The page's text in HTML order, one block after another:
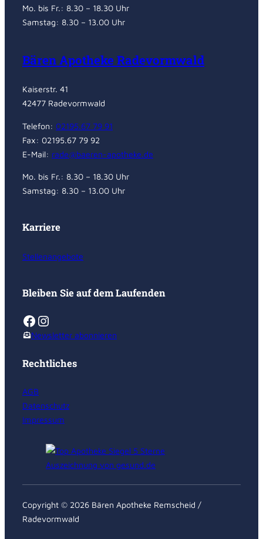
Mo. bis Fr.: 8.30 – 18.30 Uhr
Samstag: 8.30 – 13.00 Uhr
Bären Apotheke Radevormwald
Kaiserstr. 41
42477 Radevormwald
Telefon: 02195.67 79 91
Fax: 02195.67 79 92
E-Mail: rade@baeren-apotheke.de
Mo. bis Fr.: 8.30 – 18.30 Uhr
Samstag: 8.30 – 13.00 Uhr
Karriere
Stellenangebote
Bleiben Sie auf dem Laufenden
Facebook
Instagram
Newsletter abonnieren
Rechtliches
AGB
Datenschutz
Impressum
Copyright © 2026 Bären Apotheke Remscheid /
Radevormwald